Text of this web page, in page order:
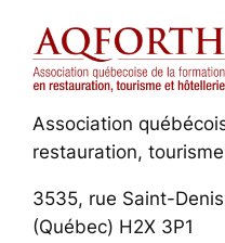
Association
restauration,
3535, rue Saint-
(Québec) H2X 3P1